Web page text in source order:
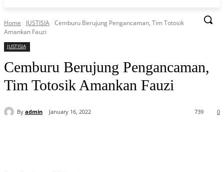
Home JUSTISIA Cemburu Berujung Pengancaman, Tim Totosik
Amankan Fauzi
JUSTISIA
Cemburu Berujung Pengancaman,
Tim Totosik Amankan Fauzi
By admin January 16, 2022 0
739